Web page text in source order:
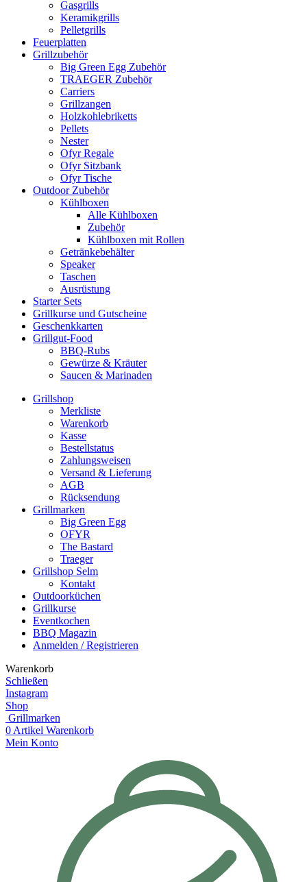
Gasgrills
Keramikgrills
Pelletgrills
Feuerplatten
Grillzubehör
Big Green Egg Zubehör
TRAEGER Zubehör
Carriers
Grillzangen
Holzkohlebriketts
Pellets
Nester
Ofyr Regale
Ofyr Sitzbank
Ofyr Tische
Outdoor Zubehör
Kühlboxen
Alle Kühlboxen
Zubehör
Kühlboxen mit Rollen
Getränkebehälter
Speaker
Taschen
Ausrüstung
Starter Sets
Grillkurse und Gutscheine
Geschenkkarten
Grillgut-Food
BBQ-Rubs
Gewürze & Kräuter
Saucen & Marinaden
Grillshop
Merkliste
Warenkorb
Kasse
Bestellstatus
Zahlungsweisen
Versand & Lieferung
AGB
Rücksendung
Grillmarken
Big Green Egg
OFYR
The Bastard
Traeger
Grillshop Selm
Kontakt
Outdoorküchen
Grillkurse
Eventkochen
BBQ Magazin
Anmelden / Registrieren
Warenkorb
Schließen
Instagram
Shop
Grillmarken
0 Artikel Warenkorb
Mein Konto